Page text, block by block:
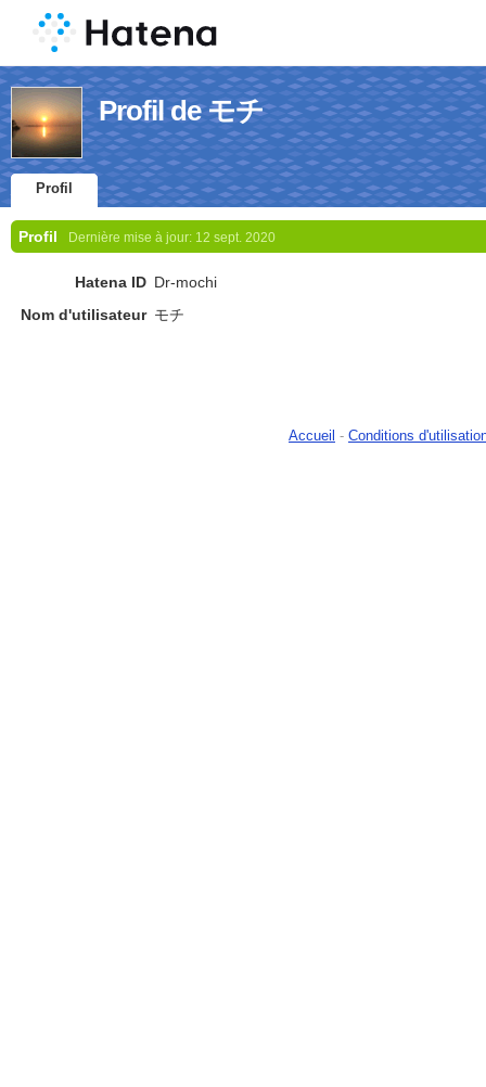
Profil de モチ
Profil
Profil Dernière mise à jour: 12 sept. 2020
Hatena ID Dr-mochi
Nom d'utilisateur モチ
Accueil - Conditions